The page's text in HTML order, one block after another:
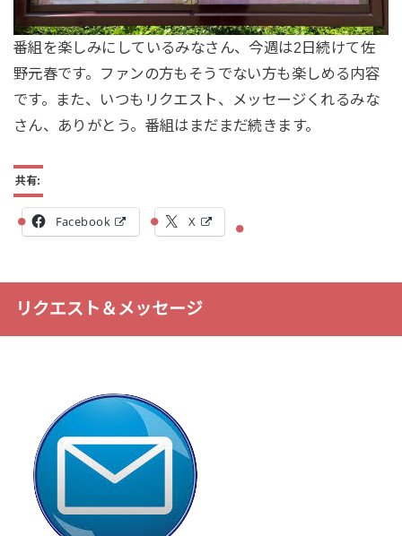
番組を楽しみにしているみなさん、今週は2日続けて佐
野元春です。ファンの方もそうでない方も楽しめる内容
です。また、いつもリクエスト、メッセージくれるみな
さん、ありがとう。番組はまだまだ続きます。
共有:
Facebook X
リクエスト＆メッセージ